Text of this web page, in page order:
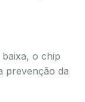
o chip
prevenção da